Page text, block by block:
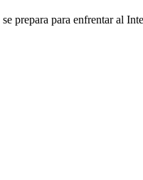
prepara para enfrentar al